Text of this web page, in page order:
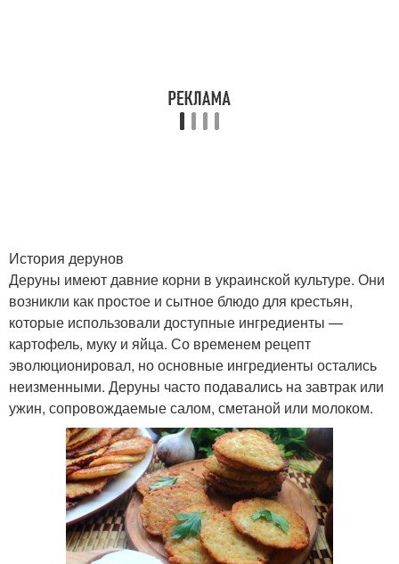
История дерунов
Деруны имеют давние корни в украинской культуре. Они
возникли как простое и сытное блюдо для крестьян,
которые использовали доступные ингредиенты —
картофель, муку и яйца. Со временем рецепт
эволюционировал, но основные ингредиенты остались
неизменными. Деруны часто подавались на завтрак или
ужин, сопровождаемые салом, сметаной или молоком.